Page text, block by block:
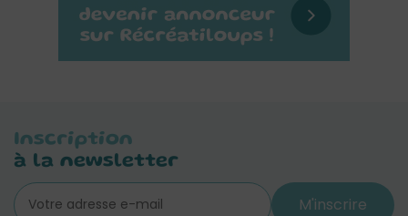
Inscription
à la newsletter
M'inscrire